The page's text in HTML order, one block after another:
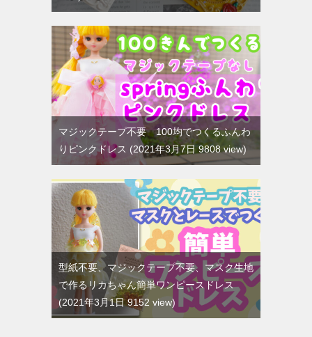
マジックテープ不要 100均でつくるふんわ
りピンクドレス
2021年3月7日 9808 view
型紙不要、マジックテープ不要、マスク生地
で作るリカちゃん簡単ワンピースドレス
2021年3月1日 9152 view